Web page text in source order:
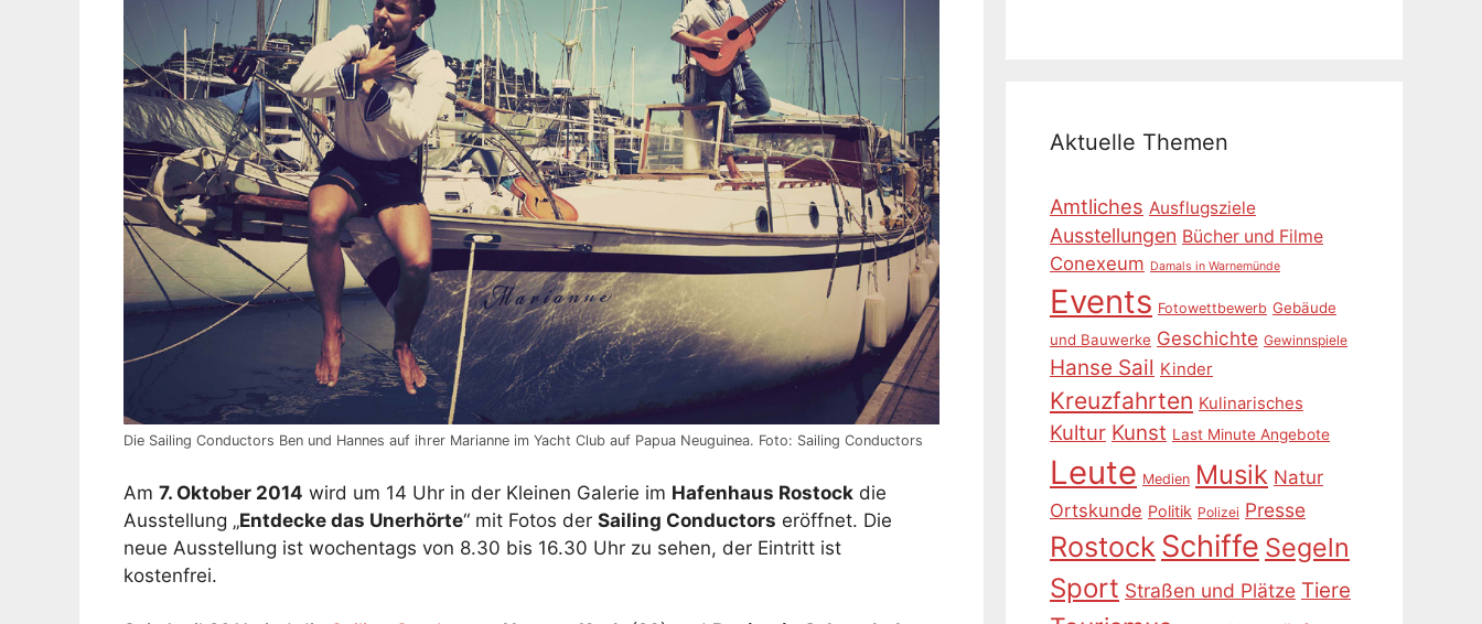
Die Sailing Conductors Ben und Hannes auf ihrer Marianne im Yacht Club auf Papua Neuguinea. Foto: Sailing Conductors
Am 7. Oktober 2014 wird um 14 Uhr in der Kleinen Galerie im Hafenhaus Rostock die
Ausstellung „Entdecke das Unerhörte“ mit Fotos der Sailing Conductors eröffnet. Die
neue Ausstellung ist wochentags von 8.30 bis 16.30 Uhr zu sehen, der Eintritt ist
kostenfrei.
Aktuelle Themen
Amtliches Ausflugsziele
Ausstellungen Bücher und Filme
Conexeum Damals in Warnemünde
Events Fotowettbewerb Gebäude
und Bauwerke Geschichte Gewinnspiele
Hanse Sail Kinder
Kreuzfahrten Kulinarisches
Kultur Kunst Last Minute Angebote
Leute Medien Musik Natur
Ortskunde Politik Polizei Presse
Rostock Schiffe Segeln
Sport Straßen und Plätze Tiere